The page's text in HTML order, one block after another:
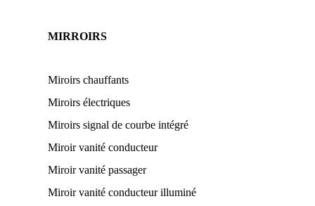
MIRROIRS
Miroirs chauffants
Miroirs électriques
Miroirs signal de courbe intégré
Miroir vanité conducteur
Miroir vanité passager
Miroir vanité conducteur illuminé